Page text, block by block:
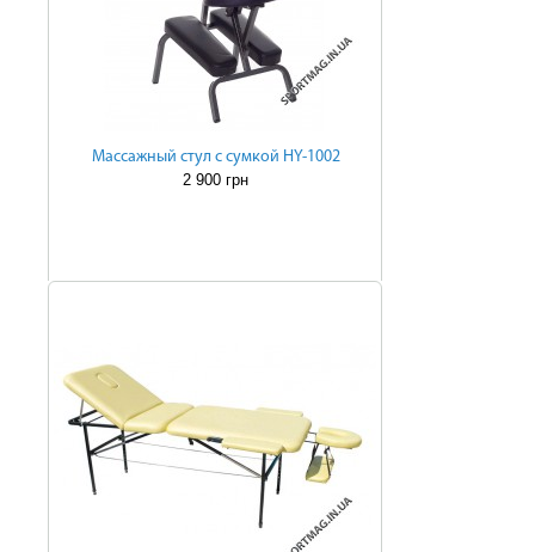
Массажный стул с сумкой HY-1002
2 900 грн